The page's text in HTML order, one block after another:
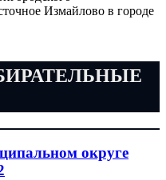
Измайлово в городе
округе